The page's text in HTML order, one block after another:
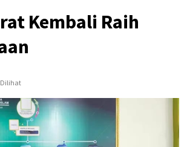
Kembali Raih
Dilihat